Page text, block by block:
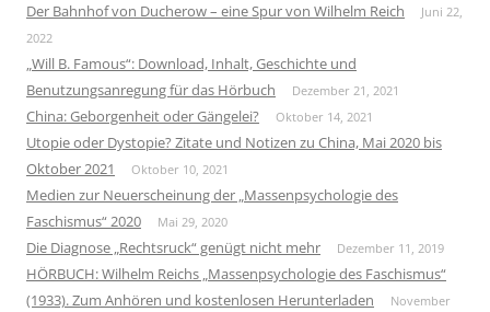
Der Bahnhof von Ducherow – eine Spur von Wilhelm Reich
Juni 22,
2022
„Will B. Famous“: Download, Inhalt, Geschichte und
Benutzungsanregung für das Hörbuch
Dezember 21, 2021
China: Geborgenheit oder Gängelei? Oktober 14, 2021
Utopie oder Dystopie? Zitate und Notizen zu China, Mai 2020 bis
Oktober 2021
Oktober 10, 2021
Medien zur Neuerscheinung der „Massenpsychologie des
Faschismus“ 2020
Mai 29, 2020
Die Diagnose „Rechtsruck“ genügt nicht mehr Dezember 11, 2019
HÖRBUCH: Wilhelm Reichs „Massenpsychologie des Faschismus“
(1933). Zum Anhören und kostenlosen Herunterladen
November